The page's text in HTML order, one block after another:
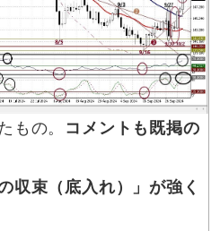
もの。 コメントも既掲の
収束（底入れ）」が強く